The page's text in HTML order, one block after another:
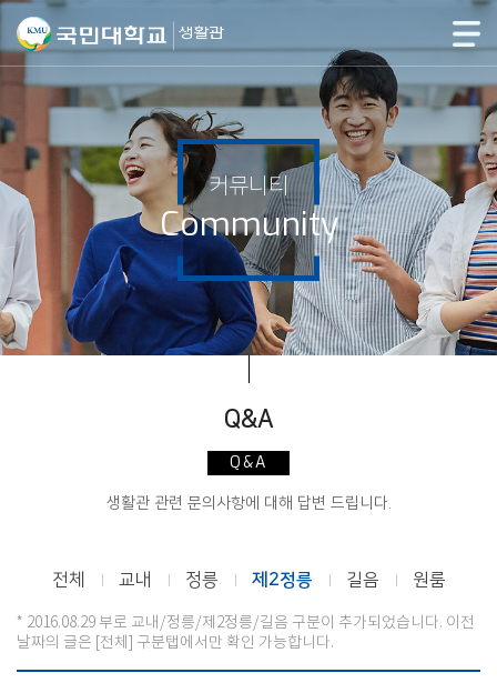
커뮤니티
Community
Q&A
Q&A
생활관 관련 문의사항에 대해 답변 드립니다.
전체 교내 정릉 제2정릉 길음 원룸
* 2016.08.29 부로 교내/정릉/제2정릉/길음 구분이 추가되었습니다. 이전
날짜의 글은 [전체] 구분탭에서만 확인 가능합니다.